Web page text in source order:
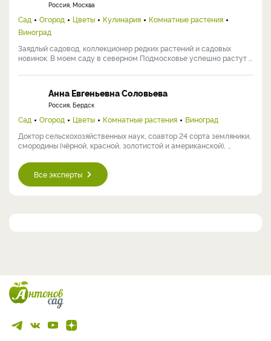
Россия, Москва
Сад Огород Цветы Кулинария
Комнатные растения
Виноград
Заядлый садовод, коллекционер редких растений и садовых
новинок. В моем саду в северном Подмосковье успешно растут ...
Анна Евгеньевна Соловьева
Россия, Бердск
Сад Огород Цветы Комнатные растения
Виноград
Доктор сельскохозяйственных наук, соавтор 24 сорта земляники,
смородины (чёрной, красной, золотистой и американской), ...
Все эксперты